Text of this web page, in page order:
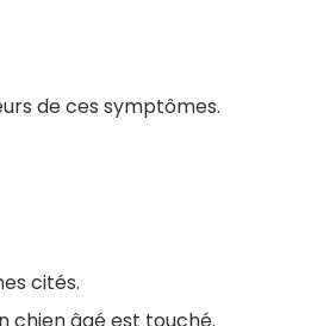
de ces symptômes.
cités.